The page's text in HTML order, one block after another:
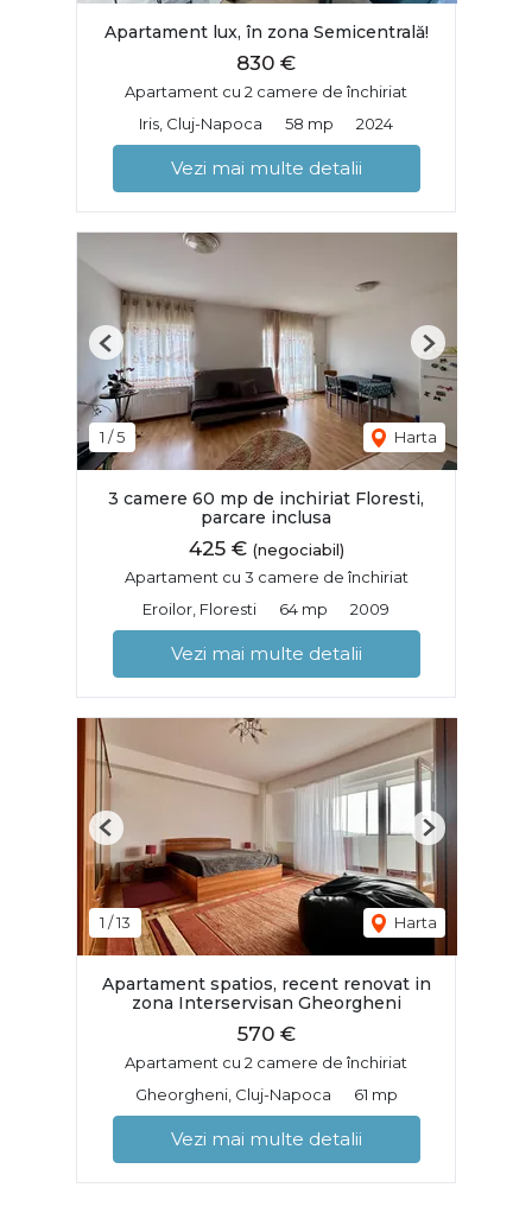
Apartament lux, în zona Semicentrală!
830 €
Apartament cu 2 camere de închiriat
Iris, Cluj-Napoca
58 mp 2024
Vezi mai multe detalii
1 /5 Harta
Previous Next
3 camere 60 mp de inchiriat Floresti,
parcare inclusa
425 € (negociabil)
Apartament cu 3 camere de închiriat
Eroilor, Floresti
64 mp 2009
Vezi mai multe detalii
1 /13 Harta
Previous Next
Apartament spatios, recent renovat in
zona Interservisan Gheorgheni
570 €
Apartament cu 2 camere de închiriat
Gheorgheni, Cluj-Napoca
61 mp
Vezi mai multe detalii